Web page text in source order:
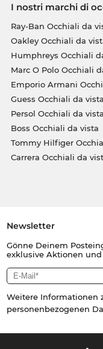
I nostri marchi di
Ray-Ban Occhiali da
Oakley Occhiali da
Humphreys Occhiali
Marc O Polo Occhiali
Emporio Armani
Guess Occhiali da vista
Persol Occhiali da vista
Boss Occhiali da vista
Tommy Hilfiger
Carrera Occhiali da
Newsletter
Gönne Deinem
exklusive Aktionen
Weitere Informationen
personenbezogenen